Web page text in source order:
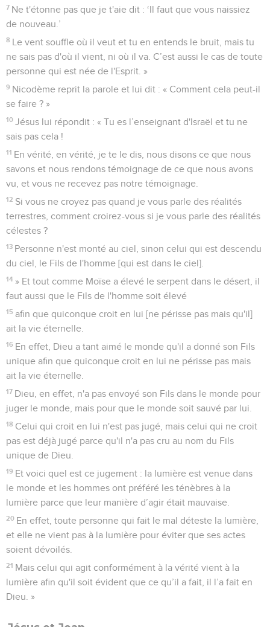
26 Jésus lui dit : « Je le suis, moi qui te parle. »
27
Là-dessus arrivèrent ses disciples, et ils étaient étonnés de
ce qu'il parlait avec une femme. Toutefois, aucun ne dit :
« Que lui demandes-tu ? » ou : « Pourquoi parles-tu avec
elle ? »
28 Alors la femme laissa sa cruche, s'en alla dans la ville et dit
aux habitants :
29 « Venez voir un homme qui m'a dit [tout] ce que j'ai fait.
Ne serait-il pas le Messie ? »
30 Ils sortirent de la ville et vinrent vers lui.
31 Pendant ce temps, les disciples le pressaient en disant :
« Maître, mange. »
Mais il leur dit : « J'ai à manger une nourriture que vous ne
connaissez pas. »
« Quelqu'un lui aurait-il apporté à manger ? »
celui qui m'a envoyé et d'accomplir son œuvre.
moisson ? Eh bien, je vous le dis, levez les yeux et regardez
les champs : ils sont déjà blancs pour la moisson.
Celui qui moissonne reçoit un salaire et amasse du fruit
pour la vie éternelle, afin que celui qui sème et celui qui
moissonne se réjouissent ensemble.
En effet, en cela cette parole est vraie : ‘L'un sème et
l'autre moissonne.’
Je vous ai envoyés récolter une moisson qui ne vous a pas
demandé de travail ; d'autres ont travaillé et vous êtes entrés
dans leur travail. »
Beaucoup de Samaritains de cette ville crurent en Jésus à
cause des paroles de la femme qui rendait ce témoignage :
« Il m'a dit tout ce que j'ai fait. »
Ainsi donc, quand ils vinrent le trouver, les Samaritains le
prièrent de rester avec eux. Il resta là deux jours.
Jésus,
entendu nous-mêmes et nous savons qu'il est vraiment [le